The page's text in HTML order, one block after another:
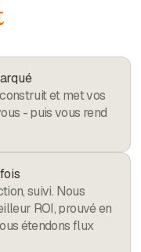
et met vos
- puis vous rend
suivi. Nous
ROI, prouvé en
étendons flux